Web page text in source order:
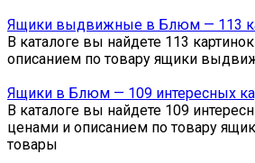
Ящики выдвижные в Блюм — 113
В каталоге вы найдете 113
описанием по товару ящики
Ящики в Блюм — 109 интересных
В каталоге вы найдете 109
ценами и описанием по товару
товары